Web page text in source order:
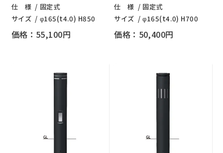
仕 様
固定式
サイズ
φ165(t4.0) H850
価格：55,100円
仕 様
固定式
サイズ
φ165(t4.0) H700
価格：50,400円